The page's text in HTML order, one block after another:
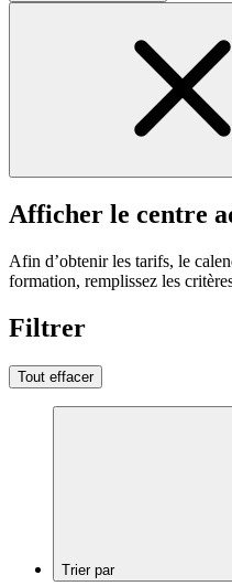
Afficher le centre
Afin d’obtenir les tarifs, le
formation, remplissez les
Filtrer
Tout effacer
Trier par